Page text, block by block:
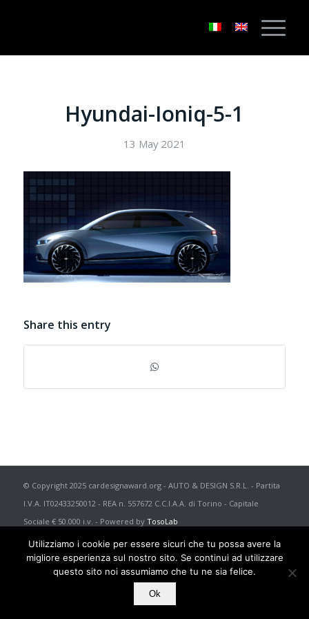
Hyundai-Ioniq-5-1
13 May 2021
Share this entry
© Copyright 2025 cardesignaward.org - AUTO & DESIGN S.R.L. - Partita
I.V.A. IT02433250012 - REA n. 557672 C.C.I.A.A. di Torino - Capitale
Sociale € 50.000 i.v. - Powered by TosoLab
Utilizziamo i cookie per essere sicuri che tu possa avere la
migliore esperienza sul nostro sito. Se continui ad utilizzare
questo sito noi assumiamo che tu ne sia felice.
Ok